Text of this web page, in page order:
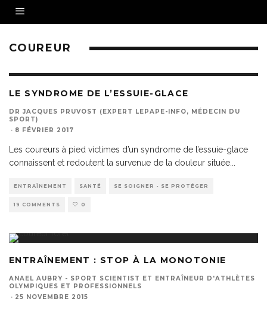
COUREUR
LE SYNDROME DE L’ESSUIE-GLACE
DR JACQUES PRUVOST (EXPERT LEPAPE-INFO, MÉDECIN DU
SPORT)
· 8 FÉVRIER 2017
Les coureurs à pied victimes d’un syndrome de l’essuie-glace
connaissent et redoutent la survenue de la douleur située
ENTRAÎNEMENT SANTÉ SE SOIGNER - SE PROTÉGER
19 COMMENTS 0
ENTRAÎNEMENT : STOP À LA MONOTONIE
ANAEL AUBRY - SPORT SCIENTIST ET ENTRAÎNEUR D'ATHLÈTES
OLYMPIQUES ET PROFESSIONNELS
· 25 NOVEMBRE 2015